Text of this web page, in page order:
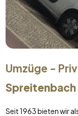
Umzüge -
Spreitenbach
Seit 1963 bieten wir